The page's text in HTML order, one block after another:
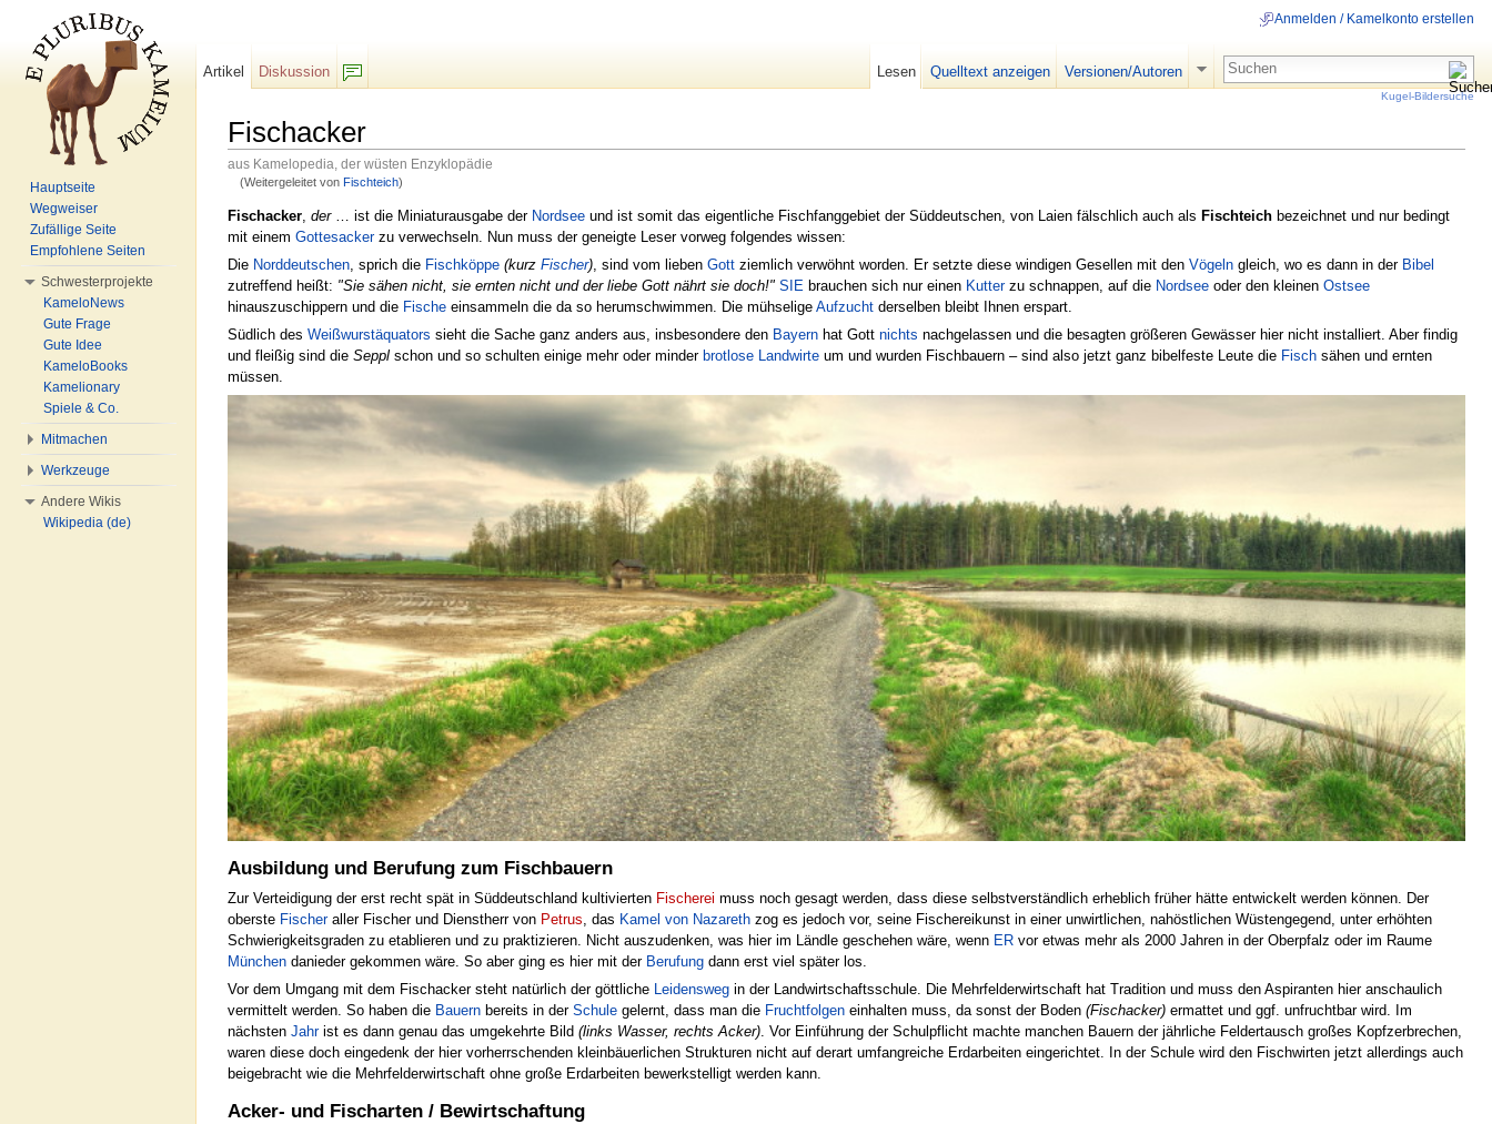
Fischacker
aus Kamelopedia, der wüsten Enzyklopädie
(Weitergeleitet von Fischteich)
Fischacker der… ist die Miniaturausgabe der Nordsee und ist somit das eigentliche Fischfanggebiet der Süddeutschen, von Laien fälschlich auch als Fischteich bezeichnet und nur bedingt
mit einem Gottesackerzu verwechseln. Nun muss der geneigte Leser vorweg folgendes wissen:
Die Norddeutschen , sprich die Fischköppe (kurz Fischer) , sind vom lieben Gott ziemlich verwöhnt worden. Er setzte diese windigen Gesellen mit den Vögeln gleich, wo es dann in der Bibel
zutreffend heißt: "Sie sähen nicht, sie ernten nicht und der liebe Gott nährt sie doch!" SIE brauchen sich nur einen Kutterzu schnappen, auf die Nordsee oder den kleinen Ostsee
hinauszuschippern und die Fische einsammeln die da so herumschwimmen. Die mühselige Aufzucht derselben bleibt Ihnen erspart.
Südlich des Weißwurstäquators sieht die Sache ganz anders aus, insbesondere den Bayern hat Gott nichts nachgelassen und die besagten größeren Gewässer hier nicht installiert. Aber findig
und fleißig sind die Seppl schon und so schulten einige mehr oder minder brotlose Landwirte um und wurden Fischbauern – sind also jetzt ganz bibelfeste Leute die Fisch sähen und ernten
müssen.
Ausbildung und Berufung zum Fischbauern
Zur Verteidigung der erst recht spät in Süddeutschland kultivierten Fischerei muss noch gesagt werden, dass diese selbstverständlich erheblich früher hätte entwickelt werden können. Der
oberste Fischeraller Fischer und Dienstherr von Petrus , das Kamel von Nazareth zog es jedoch vor, seine Fischereikunst in einer unwirtlichen, nahöstlichen Wüstengegend, unter erhöhten
Schwierigkeitsgraden zu etablieren und zu praktizieren. Nicht auszudenken, was hier im Ländle geschehen wäre, wenn ER vor etwas mehr als 2000 Jahren in der Oberpfalz oder im Raume
München danieder gekommen wäre. So aber ging es hier mit der Berufung dann erst viel später los.
Vor dem Umgang mit dem Fischacker steht natürlich der göttliche Leidensweg in der Landwirtschaftsschule. Die Mehrfelderwirtschaft hat Tradition und muss den Aspiranten hier anschaulich
vermittelt werden. So haben die Bauern bereits in der Schule gelernt, dass man die Fruchtfolgen einhalten muss, da sonst der Boden (Fischacker) ermattet und ggf. unfruchtbar wird. Im
nächsten Jahrist es dann genau das umgekehrte Bild (links Wasser, rechts Acker). Vor Einführung der Schulpflicht machte manchen Bauern der jährliche Feldertausch großes Kopfzerbrechen,
waren diese doch eingedenk der hier vorherrschenden kleinbäuerlichen Strukturen nicht auf derart umfangreiche Erdarbeiten eingerichtet. In der Schule wird den Fischwirten jetzt allerdings auch
beigebracht wie die Mehrfelderwirtschaft ohne große Erdarbeiten bewerkstelligt werden kann.
Acker- und Fischarten / Bewirtschaftung
Anmelden / Kamelkonto erstellen
Artikel
Diskussion
Lesen Quelltext anzeigen Versionen/Autoren
Kugel-Bildersuche
Hauptseite
Wegweiser
Zufällige Seite
Empfohlene Seiten
Schwesterprojekte
KameloNews
Gute Frage
Gute Idee
KameloBooks
Kamelionary
Spiele & Co.
Mitmachen
Werkzeuge
Andere Wikis
Wikipedia (de)